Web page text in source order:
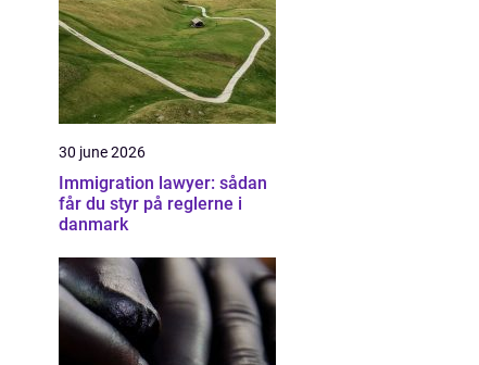
30 june 2026
Immigration lawyer: sådan
får du styr på reglerne i
danmark